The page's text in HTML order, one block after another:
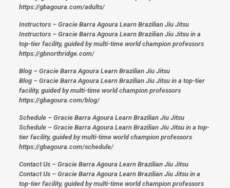
https://gbagoura.com/adults/
Instructors – Gracie Barra Agoura Learn Brazilian Jiu Jitsu
Instructors – Gracie Barra Agoura Learn Brazilian Jiu Jitsu in a
top-tier facility, guided by multi-time world champion professors
https://gbnorthridge.com/
Blog – Gracie Barra Agoura Learn Brazilian Jiu Jitsu
Blog – Gracie Barra Agoura Learn Brazilian Jiu Jitsu in a top-tier
facility, guided by multi-time world champion professors
https://gbagoura.com/blog/
Schedule – Gracie Barra Agoura Learn Brazilian Jiu Jitsu
Schedule – Gracie Barra Agoura Learn Brazilian Jiu Jitsu in a top-
tier facility, guided by multi-time world champion professors
https://gbagoura.com/schedule/
Contact Us – Gracie Barra Agoura Learn Brazilian Jiu Jitsu
Contact Us – Gracie Barra Agoura Learn Brazilian Jiu Jitsu in a
top-tier facility, guided by multi-time world champion professors